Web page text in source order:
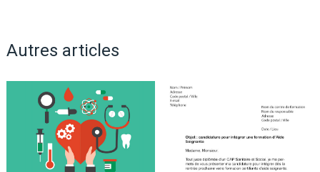
Autres articles